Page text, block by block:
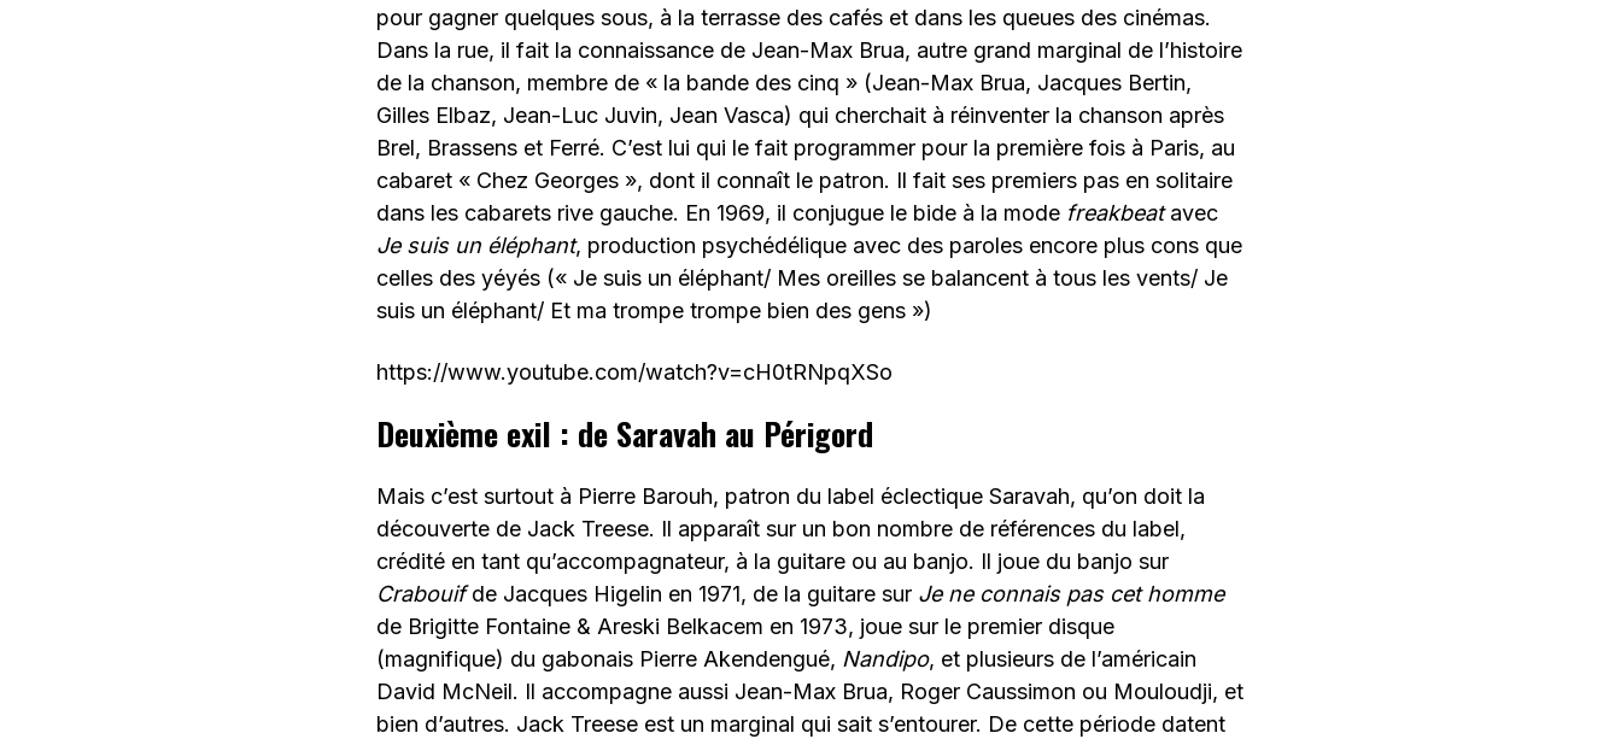
pour gagner quelques sous, à la terrasse des cafés et dans les queues des cinémas.
Dans la rue, il fait la connaissance de Jean-Max Brua, autre grand marginal de l’histoire
de la chanson, membre de « la bande des cinq » (Jean-Max Brua, Jacques Bertin,
Gilles Elbaz, Jean-Luc Juvin, Jean Vasca) qui cherchait à réinventer la chanson après
Brel, Brassens et Ferré. C’est lui qui le fait programmer pour la première fois à Paris, au
cabaret « Chez Georges », dont il connaît le patron. Il fait ses premiers pas en solitaire
dans les cabarets rive gauche. En 1969, il conjugue le bide à la mode freakbeatavec
Je suis un éléphant, production psychédélique avec des paroles encore plus cons que
celles des yéyés (« Je suis un éléphant/ Mes oreilles se balancent à tous les vents/ Je
suis un éléphant/ Et ma trompe trompe bien des gens »)
https://www.youtube.com/watch?v=cH0tRNpqXSo
Deuxième exil : de Saravah au Périgord
Mais c’est surtout à Pierre Barouh, patron du label éclectique Saravah, qu’on doit la
découverte de Jack Treese. Il apparaît sur un bon nombre de références du label,
crédité en tant qu’accompagnateur, à la guitare ou au banjo. Il joue du banjo sur
Crabouifde Jacques Higelin en 1971, de la guitare sur Je ne connais pas cet homme
de Brigitte Fontaine & Areski Belkacem en 1973, joue sur le premier disque
(magnifique) du gabonais Pierre Akendengué, Nandipo, et plusieurs de l’américain
David McNeil. Il accompagne aussi Jean-Max Brua, Roger Caussimon ou Mouloudji, et
bien d’autres. Jack Treese est un marginal qui sait s’entourer. De cette période datent